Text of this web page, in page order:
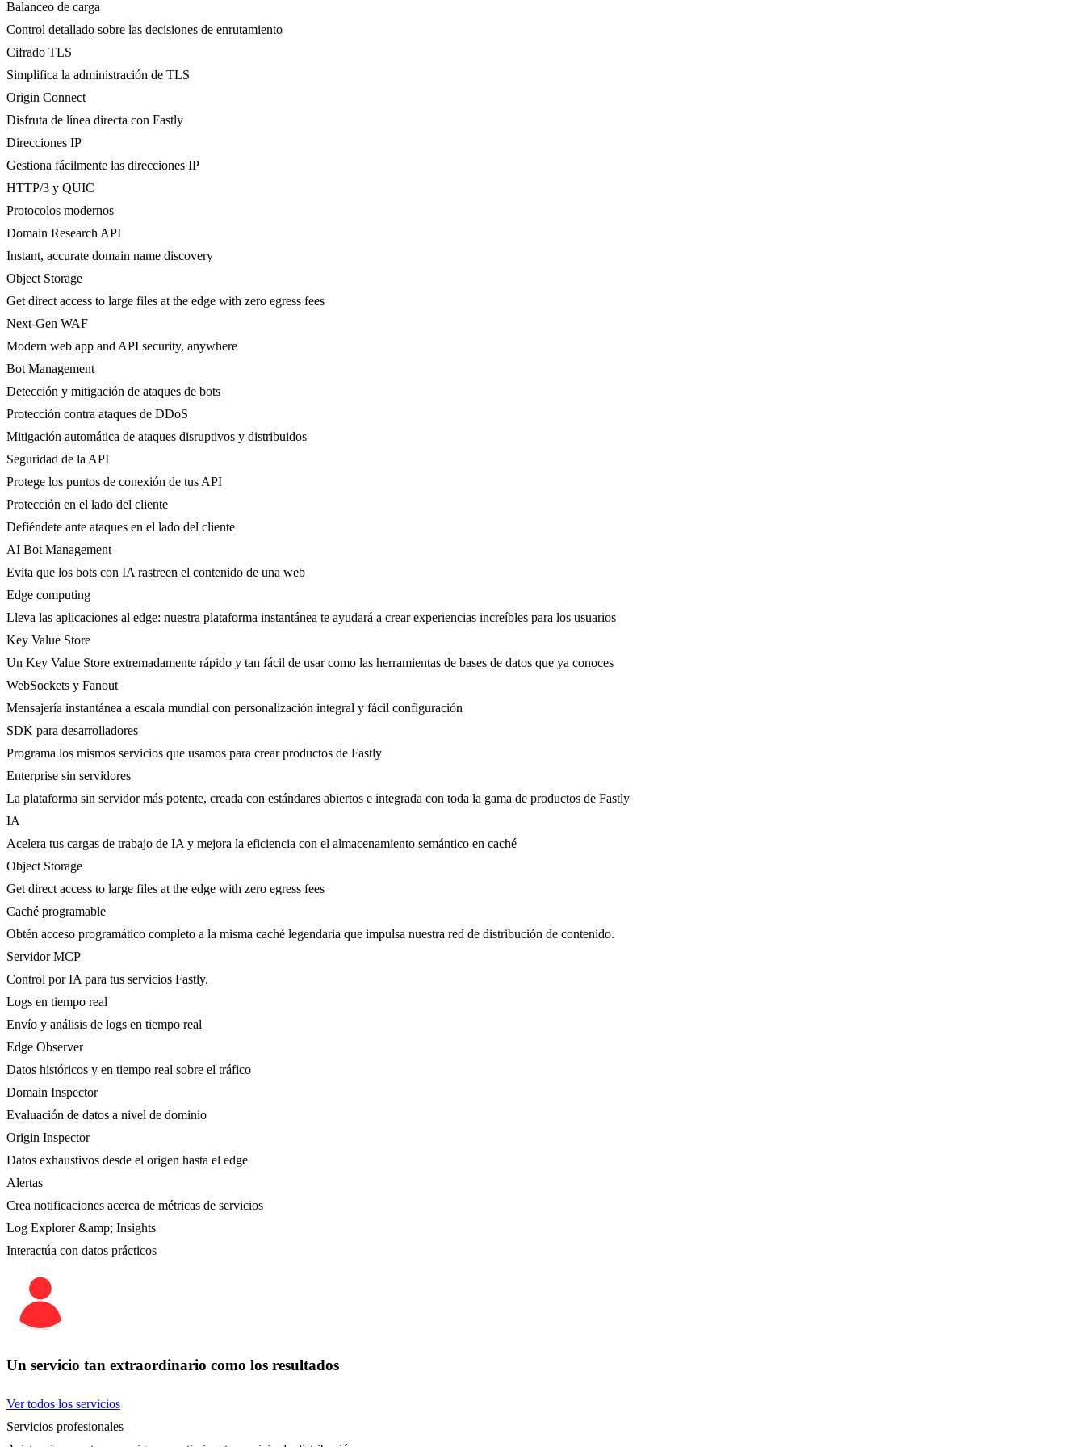
Balanceo de carga
Control detallado sobre las decisiones de enrutamiento
Cifrado TLS
Simplifica la administración de TLS
Origin Connect
Disfruta de línea directa con Fastly
Direcciones IP
Gestiona fácilmente las direcciones IP
HTTP/3 y QUIC
Protocolos modernos
Domain Research API
Instant, accurate domain name discovery
Object Storage
Get direct access to large files at the edge with zero egress fees
Next-Gen WAF
Modern web app and API security, anywhere
Bot Management
Detección y mitigación de ataques de bots
Protección contra ataques de DDoS
Mitigación automática de ataques disruptivos y distribuidos
Seguridad de la API
Protege los puntos de conexión de tus API
Protección en el lado del cliente
Defiéndete ante ataques en el lado del cliente
AI Bot Management
Evita que los bots con IA rastreen el contenido de una web
Edge computing
Lleva las aplicaciones al edge: nuestra plataforma instantánea te ayudará a crear experiencias increíbles para los usuarios
Key Value Store
Un Key Value Store extremadamente rápido y tan fácil de usar como las herramientas de bases de datos que ya conoces
WebSockets y Fanout
Mensajería instantánea a escala mundial con personalización integral y fácil configuración
SDK para desarrolladores
Programa los mismos servicios que usamos para crear productos de Fastly
Enterprise sin servidores
La plataforma sin servidor más potente, creada con estándares abiertos e integrada con toda la gama de productos de Fastly
IA
Acelera tus cargas de trabajo de IA y mejora la eficiencia con el almacenamiento semántico en caché
Object Storage
Get direct access to large files at the edge with zero egress fees
Caché programable
Obtén acceso programático completo a la misma caché legendaria que impulsa nuestra red de distribución de contenido.
Servidor MCP
Control por IA para tus servicios Fastly.
Logs en tiempo real
Envío y análisis de logs en tiempo real
Edge Observer
Datos históricos y en tiempo real sobre el tráfico
Domain Inspector
Evaluación de datos a nivel de dominio
Origin Inspector
Datos exhaustivos desde el origen hasta el edge
Alertas
Crea notificaciones acerca de métricas de servicios
Log Explorer &amp; Insights
Interactúa con datos prácticos
Un servicio tan extraordinario como los resultados
Ver todos los servicios
Servicios profesionales